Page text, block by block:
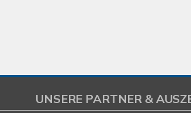
UNSERE PARTNER &